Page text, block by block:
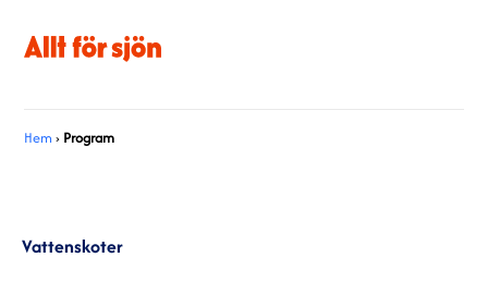
Hem › Program
Vattenskoter